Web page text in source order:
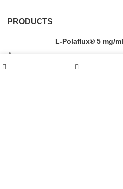
PRODUCTS
L-Polaflux® 5 mg/ml